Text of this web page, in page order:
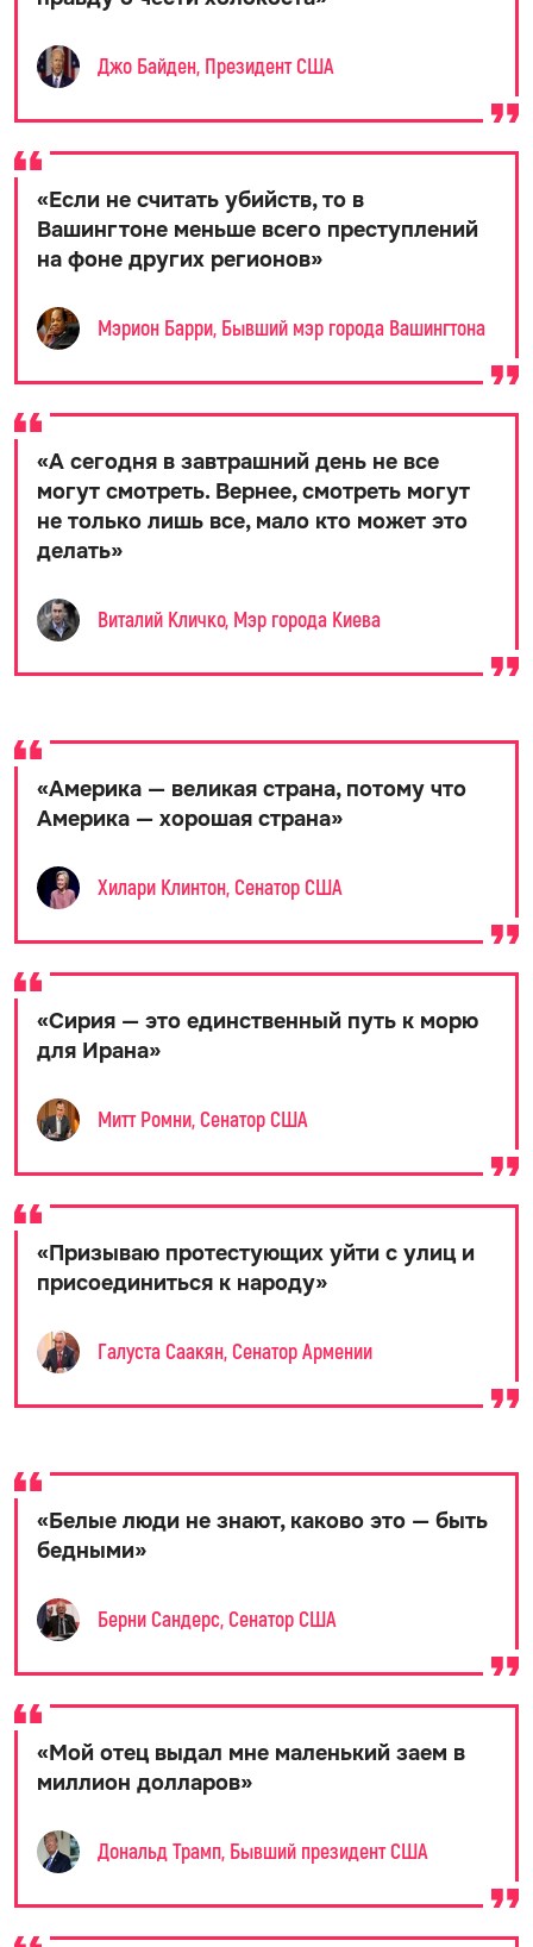
Джо Байден, Президент США
«Если не считать убийств, то в
Вашингтоне меньше всего преступлений
на фоне других регионов»
Мэрион Барри, Бывший мэр города Вашингтона
«А сегодня в завтрашний день не все
могут смотреть. Вернее, смотреть могут
не только лишь все, мало кто может это
делать»
Виталий Кличко, Мэр города Киева
«Америка — великая страна, потому что
Америка — хорошая страна»
Хилари Клинтон, Сенатор США
«Сирия — это единственный путь к морю
для Ирана»
Митт Ромни, Сенатор США
«Призываю протестующих уйти с улиц и
присоединиться к народу»
Галуста Саакян, Сенатор Армении
«Белые люди не знают, каково это — быть
бедными»
Берни Сандерс, Сенатор США
«Мой отец выдал мне маленький заем в
миллион долларов»
Дональд Трамп, Бывший президент США